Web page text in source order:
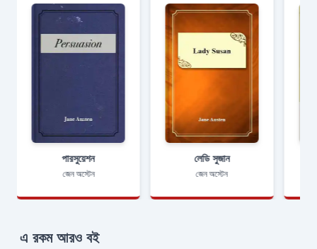
পারসুয়েশন
জেন অস্টেন
লেডি সুজান
জেন অস্টেন
এ রকম আরও বই